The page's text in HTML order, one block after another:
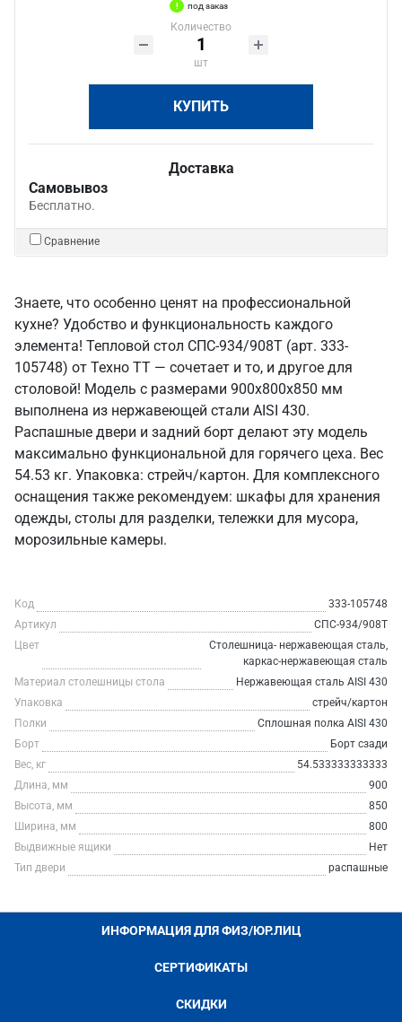
под заказ
Количество
шт
КУПИТЬ
Доставка
Самовывоз
Бесплатно.
Сравнение
Знаете, что особенно ценят на профессиональной
кухне? Удобство и функциональность каждого
элемента! Тепловой стол СПС-934/908Т (арт. 333-
105748) от Техно ТТ — сочетает и то, и другое для
столовой! Модель с размерами 900x800x850 мм
выполнена из нержавеющей стали AISI 430.
Распашные двери и задний борт делают эту модель
максимально функциональной для горячего цеха. Вес
54.53 кг. Упаковка: стрейч/картон. Для комплексного
оснащения также рекомендуем: шкафы для хранения
одежды, столы для разделки, тележки для мусора,
морозильные камеры.
Код
333-105748
Артикул
СПС-934/908Т
Цвет
Столешница- нержавеющая сталь,
каркас-нержавеющая сталь
Материал столешницы стола
Нержавеющая сталь AISI 430
Упаковка
стрейч/картон
Полки
Сплошная полка AISI 430
Борт
Борт сзади
Вес, кг
54.533333333333
Длина, мм
900
Высота, мм
850
Ширина, мм
800
Выдвижные ящики
Нет
Тип двери
распашные
ИНФОРМАЦИЯ ДЛЯ ФИЗ/ЮР.ЛИЦ
СЕРТИФИКАТЫ
СКИДКИ